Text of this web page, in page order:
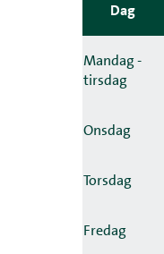
Dag
Mandag -
tirsdag
Onsdag
Torsdag
Fredag